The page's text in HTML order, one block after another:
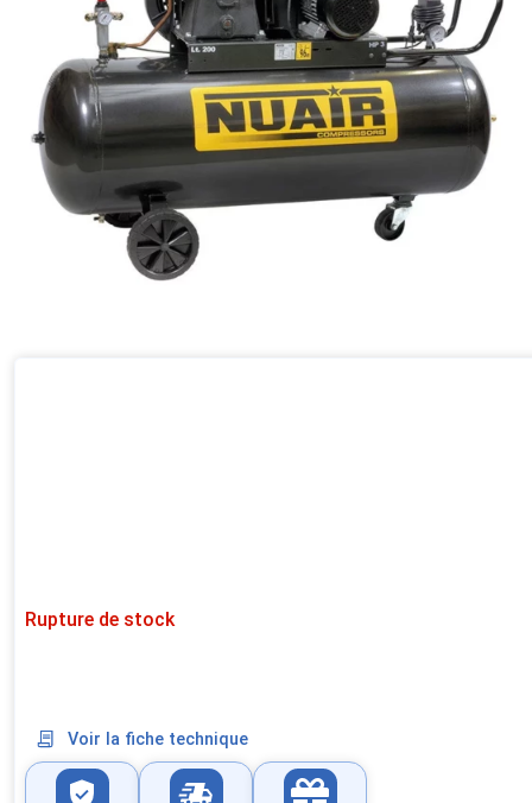
Rupture de stock
Voir la fiche technique